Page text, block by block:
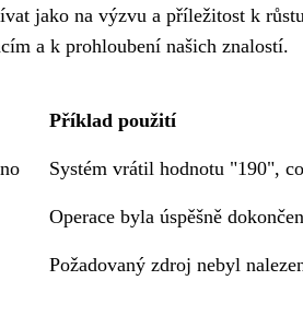
jako na výzvu a příležitost k
a k prohloubení našich znalostí.
Příklad použití
Systém vrátil hodnotu "190",
Operace byla úspěšně
Požadovaný zdroj nebyl